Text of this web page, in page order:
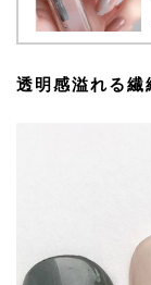
透明感溢れる